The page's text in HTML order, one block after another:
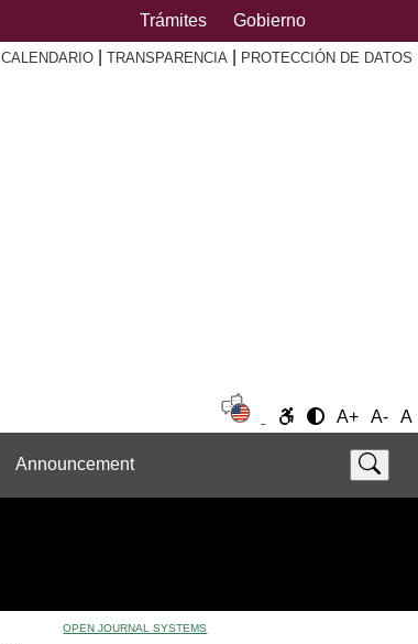
Trámites Gobierno
CALENDARIO TRANSPARENCIA PROTECCIÓN DE DATOS
A+ A- A
Announcement
OPEN JOURNAL SYSTEMS